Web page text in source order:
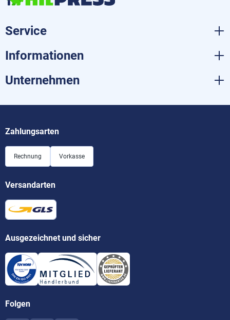
Service
Informationen
Unternehmen
Zahlungsarten
Rechnung Vorkasse
Versandarten
Ausgezeichnet und sicher
Folgen